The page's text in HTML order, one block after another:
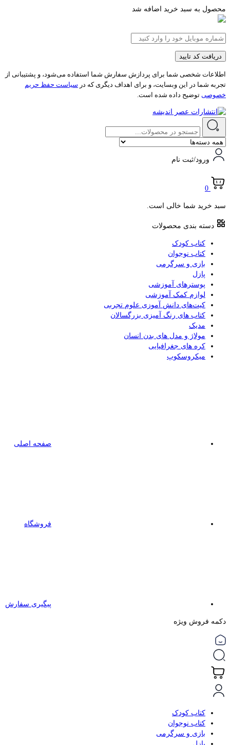
محصول به سبد خرید اضافه شد
دریافت کد تایید
اطلاعات شخصی شما برای پردازش سفارش شما استفاده می‌شود، و پشتیبانی از
تجربه شما در این وبسایت، و برای اهداف دیگری که در سیاست حفظ حریم
خصوصی توضیح داده شده است.
ورود/ثبت نام
0
سبد خرید شما خالی است.
دسته بندی محصولات
کتاب کودک
کتاب نوجوان
بازی و سرگرمی
پازل
پوسترهای آموزشی
لوازم کمک آموزشی
کیت‌های دانش آموزی علوم تجربی
کتاب های رنگ آمیزی بزرگسالان
مدیک
مولاژ و مدل های بدن انسان
کره های جغرافیایی
میکروسکوپ
صفحه اصلی
فروشگاه
پیگیری سفارش
دکمه فروش ویژه
کتاب کودک
کتاب نوجوان
بازی و سرگرمی